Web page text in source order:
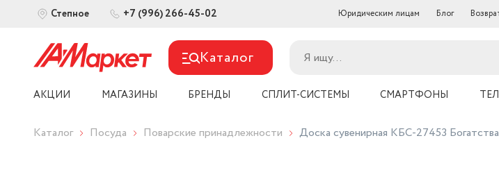
Степное +7 (996) 266-45-02 Юридическим лицам Блог
Каталог
АКЦИИ МАГАЗИНЫ БРЕНДЫ СПЛИТ-СИСТЕМЫ СМАРТФОНЫ
Каталог Посуда Поварские принадлежности Доска сувенирная КБС-27453 Богатства